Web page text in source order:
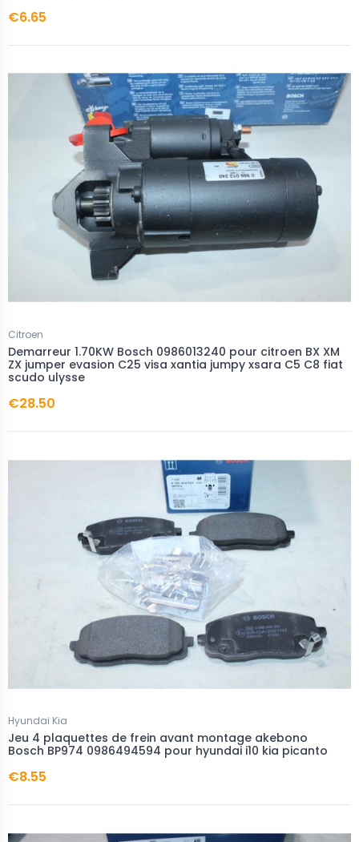
€6.65
Citroen
Demarreur 1.70KW Bosch 0986013240 pour citroen BX XM
ZX jumper evasion C25 visa xantia jumpy xsara C5 C8 fiat
scudo ulysse
€28.50
Hyundai Kia
Jeu 4 plaquettes de frein avant montage akebono
Bosch BP974 0986494594 pour hyundai i10 kia picanto
€8.55